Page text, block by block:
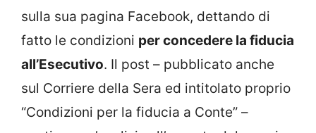
sulla sua pagina Facebook, dettando di
fatto le condizioni per concedere la fiducia
all’Esecutivo. Il post – pubblicato anche
sul Corriere della Sera ed intitolato proprio
“Condizioni per la fiducia a Conte” –